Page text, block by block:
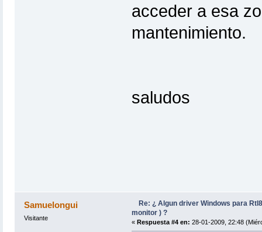
acceder a esa
mantenimiento.
saludos
Samuelongui
Visitante
Re: ¿ Algun driver Windows para
monitor ) ?
« Respuesta #4 en: 28-01-2009, 22:48